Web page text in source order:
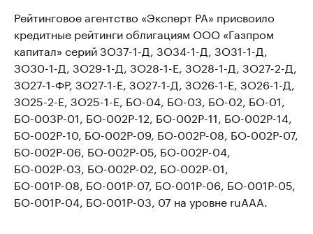
Рейтинговое агентство «Эксперт РА» присвоило
кредитные рейтинги облигациям ООО «Газпром
капитал» серий ЗО37-1-Д, ЗО34-1-Д, ЗО31-1-Д,
ЗО30-1-Д, ЗО29-1-Д, ЗО28-1-E, ЗО28-1-Д, ЗО27-2-Д,
ЗО27-1-ФР, ЗО27-1-Е, ЗО27-1-Д, ЗО26-1-Е, ЗО26-1-Д,
ЗО25-2-Е, ЗО25-1-Е, БО-04, БО-03, БО-02, БО-01,
БО-003Р-01, БО-002Р-12, БО-002Р-11, БО-002Р-14,
БО-002Р-10, БО-002Р-09, БО-002Р-08, БО-002Р-07,
БО-002Р-06, БО-002Р-05, БО-002Р-04,
БО-002Р-03, БО-002Р-02, БО-002Р-01,
БО-001Р-08, БО-001Р-07, БО-001Р-06, БО-001Р-05,
БО-001Р-04, БО-001Р-03, 07 на уровне ruAAA.